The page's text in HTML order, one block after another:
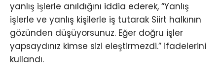
yanlış işlerle anıldığını iddia ederek, “Yanlış
işlerle ve yanlış kişilerle iş tutarak Siirt halkının
gözünden düşüyorsunuz. Eğer doğru işler
yapsaydınız kimse sizi eleştirmezdi.” ifadelerini
kullandı.